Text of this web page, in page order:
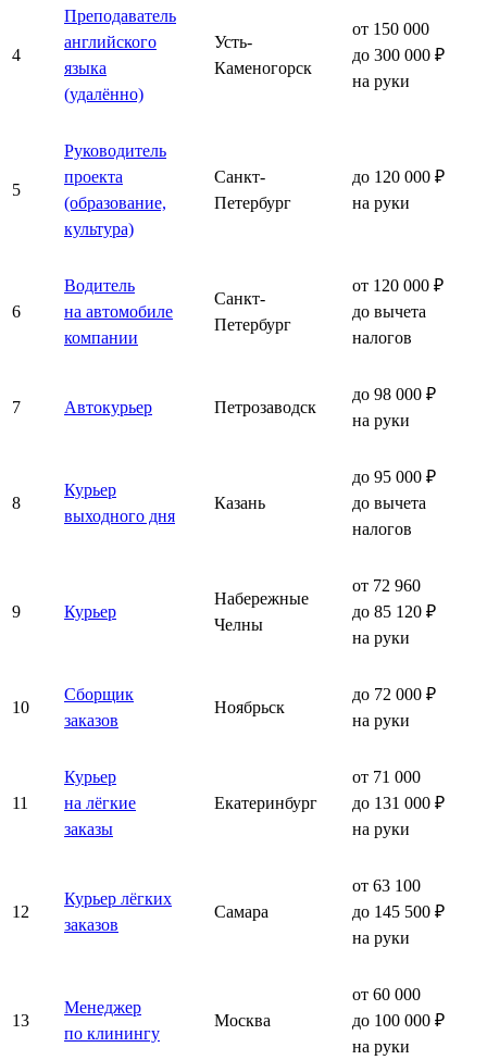
4
Преподаватель
английского
языка
(удалённо)
Усть-
Каменогорск
от 150 000
до 300 000 ₽
на руки
5
Руководитель
проекта
(образование,
культура)
Санкт-
Петербург
до 120 000 ₽
на руки
6
Водитель
на автомобиле
компании
Санкт-
Петербург
от 120 000 ₽
до вычета
налогов
7 Автокурьер Петрозаводск
до 98 000 ₽
на руки
8
Курьер
выходного дня
Казань
до 95 000 ₽
до вычета
налогов
9 Курьер
Набережные
Челны
от 72 960
до 85 120 ₽
на руки
10
Сборщик
заказов
Ноябрьск
до 72 000 ₽
на руки
11
Курьер
на лёгкие
заказы
Екатеринбург
от 71 000
до 131 000 ₽
на руки
12
Курьер лёгких
заказов
Самара
от 63 100
до 145 500 ₽
на руки
13
Менеджер
по клинингу
Москва
от 60 000
до 100 000 ₽
на руки